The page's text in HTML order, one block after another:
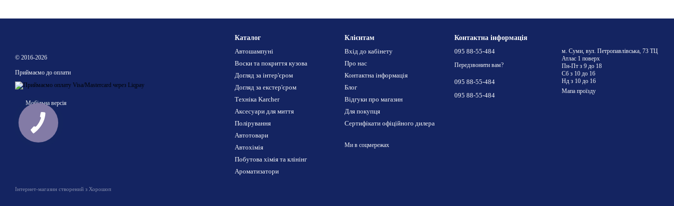
© 2016-2026
Приймаємо до оплати
Мобільна версія
Інтернет-магазин створений з Хорошоп
Каталог
Автошампуні
Воски та покриття кузова
Догляд за інтер'єром
Догляд за екстер'єром
Техніка Karcher
Аксесуари для миття
Полірування
Автотовари
Автохімія
Побутова хімія та клінінг
Ароматизатори
Клієнтам
Вхід до кабінету
Про нас
Контактна інформація
Блог
Відгуки про магазин
Для покупця
Сертифікати офіційного дилера
Ми в соцмережах
Контактна інформація
095 88-55-484
Передзвонити вам?
095 88-55-484
095 88-55-484
м. Суми, вул. Петропавлівська, 73 ТЦ
Атлас 1 поверх
Пн-Пт з 9 до 18
Сб з 10 до 16
Нд з 10 до 16
Мапа проїзду